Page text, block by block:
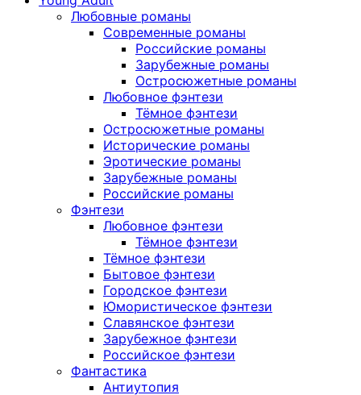
Любовные романы
Современные романы
Российские романы
Зарубежные романы
Остросюжетные романы
Любовное фэнтези
Тёмное фэнтези
Остросюжетные романы
Исторические романы
Эротические романы
Зарубежные романы
Российские романы
Фэнтези
Любовное фэнтези
Тёмное фэнтези
Тёмное фэнтези
Бытовое фэнтези
Городское фэнтези
Юмористическое фэнтези
Славянское фэнтези
Зарубежное фэнтези
Российское фэнтези
Фантастика
Антиутопия